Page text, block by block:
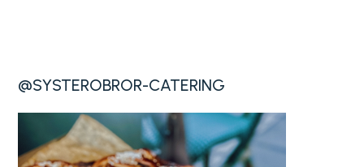
@SYSTEROBROR-CATERING